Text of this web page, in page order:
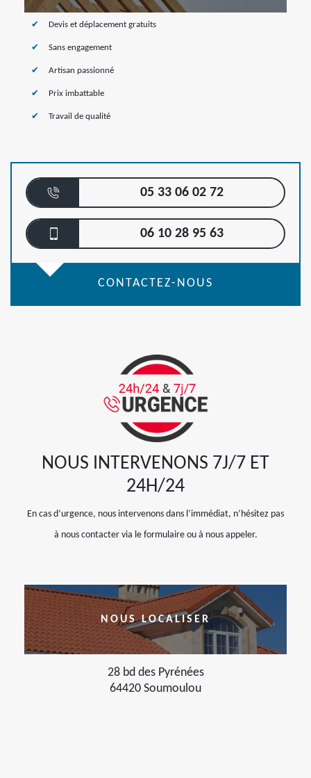
Devis et déplacement gratuits
Sans engagement
Artisan passionné
Prix imbattable
Travail de qualité
05 33 06 02 72
06 10 28 95 63
CONTACTEZ-NOUS
NOUS INTERVENONS 7J/7 ET
24H/24
En cas d’urgence, nous intervenons dans l’immédiat, n’hésitez pas
à nous contacter via le formulaire ou à nous appeler.
NOUS LOCALISER
28 bd des Pyrénées
64420 Soumoulou